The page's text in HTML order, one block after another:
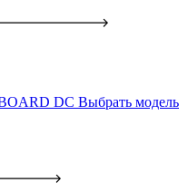
DC Выбрать модель